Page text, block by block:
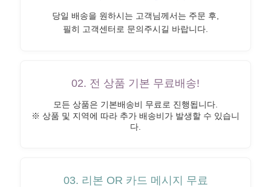
당일 배송을 원하시는 고객님께서는 주문 후,
필히 고객센터로 문의주시길 바랍니다.
02. 전 상품 기본 무료배송!
모든 상품은 기본배송비 무료로 진행됩니다.
※ 상품 및 지역에 따라 추가 배송비가 발생할 수 있습니
다.
03. 리본 OR 카드 메시지 무료